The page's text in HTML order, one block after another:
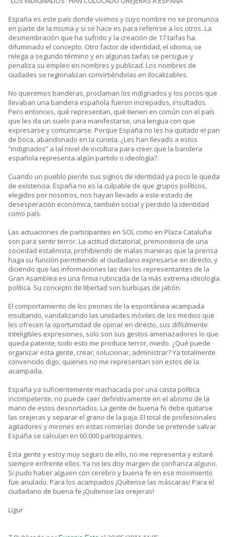
España es este país donde vivimos y cuyo nombre no se pronuncia
en parte de la misma y si se hace es para referirse a los otros. La
desmembración que ha sufrido y la creación de 17 taifas ha
difuminado el concepto. Otro factor de identidad, el idioma, se
relega a segundo término y en algunas taifas se persigue y
penaliza su empleo en nombres y publicad. Los nombres de
ciudades se regionalizan convirtiéndolas en ilocalizables.
No queremos banderas, proclaman los indignados y los pocos que
llevaban una bandera española fueron increpados, insultados.
Pero entonces, qué representan, qué tienen en común con el país
que les da un suelo para manifestarse, una lengua con que
expresarse y comunicarse. Porque España no les ha quitado el pan
de boca, abandonado en la cuneta. ¿Les han llevado a estos
“indignados” a tal nivel de incultura para creer que la bandera
española representa algún partido o ideología?.
Cuando un pueblo pierde sus signos de identidad ya poco le queda
de existencia. España no es la culpable de que grupos políticos,
elegidos por nosotros, nos hayan llevado a este estado de
desesperación económica, también social y perdido la identidad
como país.
Las actuaciones de participantes en SOL como en Plaza Cataluña
son para sentir terror. La actitud dictatorial, premonitoria de una
sociedad estalinista, prohibiendo de malas maneras que la prensa
haga su función permitiendo al ciudadano expresarse en directo, y
diciendo que las informaciones las dan los representantes de la
Gran Asamblea es una firma rubricada de la más extrema ideología
política. Su concepto de libertad son burbujas de jabón.
El comportamiento de los peones de la espontánea acampada
insultando, vandalizando las unidades móviles de los medios que
les ofrecen la oportunidad de opinar en directo, sus difícilmente
inteligibles expresiones, solo son sus gestos amenazadores lo que
queda patente, todo esto me produce terror, miedo. ¿Qué puede
organizar esta gente, crear, solucionar, administrar? Ya totalmente
convencido digo, quienes no me representan son estos de la
acampada.
España ya suficientemente machacada por una casta política
incompetente, no puede caer definitivamente en el abismo de la
mano de estos desnortados. La gente de buena fe debe quitarse
las orejeras y separar el grano de la paja. El total de profesionales
agitadores y mirones en estas romerías donde se pretende salvar
España se calculan en 60.000 participantes.
Esta gente y estoy muy seguro de ello, no me representa y estaré
siempre enfrente ellos. Ya no les doy margen de confianza alguno.
Si pudo haber alguien con cerebro y buena fe en ese movimiento
fue anulado. Para los acampados ¡Quítense las máscaras! Para el
ciudadano de buena fe ¡Quítense las orejeras!
Ligur